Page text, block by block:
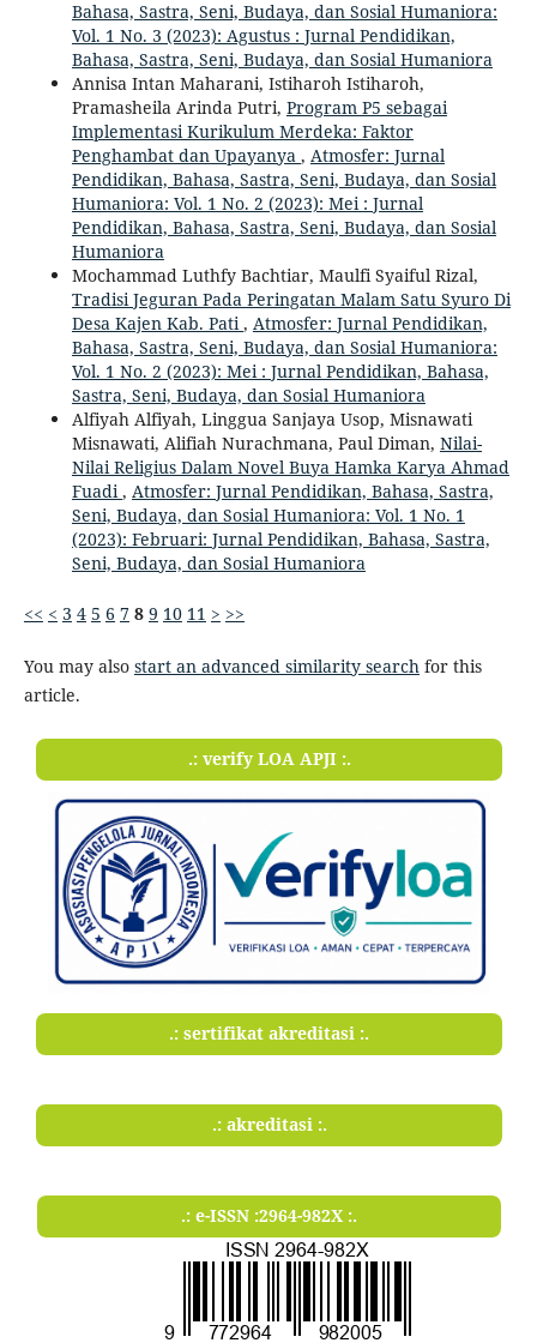
Bahasa, Sastra, Seni, Budaya, dan Sosial Humaniora:
Vol. 1 No. 3 (2023): Agustus : Jurnal Pendidikan,
Bahasa, Sastra, Seni, Budaya, dan Sosial Humaniora
Annisa Intan Maharani, Istiharoh Istiharoh,
Pramasheila Arinda Putri, Program P5 sebagai
Implementasi Kurikulum Merdeka: Faktor
Penghambat dan Upayanya , Atmosfer: Jurnal
Pendidikan, Bahasa, Sastra, Seni, Budaya, dan Sosial
Humaniora: Vol. 1 No. 2 (2023): Mei : Jurnal
Pendidikan, Bahasa, Sastra, Seni, Budaya, dan Sosial
Humaniora
Mochammad Luthfy Bachtiar, Maulfi Syaiful Rizal,
Tradisi Jeguran Pada Peringatan Malam Satu Syuro Di
Desa Kajen Kab. Pati , Atmosfer: Jurnal Pendidikan,
Bahasa, Sastra, Seni, Budaya, dan Sosial Humaniora:
Vol. 1 No. 2 (2023): Mei : Jurnal Pendidikan, Bahasa,
Sastra, Seni, Budaya, dan Sosial Humaniora
Alfiyah Alfiyah, Linggua Sanjaya Usop, Misnawati
Misnawati, Alifiah Nurachmana, Paul Diman, Nilai-
Nilai Religius Dalam Novel Buya Hamka Karya Ahmad
Fuadi , Atmosfer: Jurnal Pendidikan, Bahasa, Sastra,
Seni, Budaya, dan Sosial Humaniora: Vol. 1 No. 1
(2023): Februari: Jurnal Pendidikan, Bahasa, Sastra,
Seni, Budaya, dan Sosial Humaniora
<< < 3 4 5 6 7 8 9 10 11 > >>
You may also start an advanced similarity search for this
article.
.: verify LOA APJI :.
.: sertifikat akreditasi :.
.: akreditasi :.
.: e-ISSN :2964-982X :.